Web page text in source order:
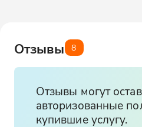
Отзывы 8
Отзывы могут
авторизованные
купившие услугу.